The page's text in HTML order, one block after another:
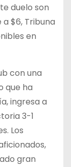
duelo son
$6, Tribuna
en
con una
que ha
ingresa a
3-1
Los
gran